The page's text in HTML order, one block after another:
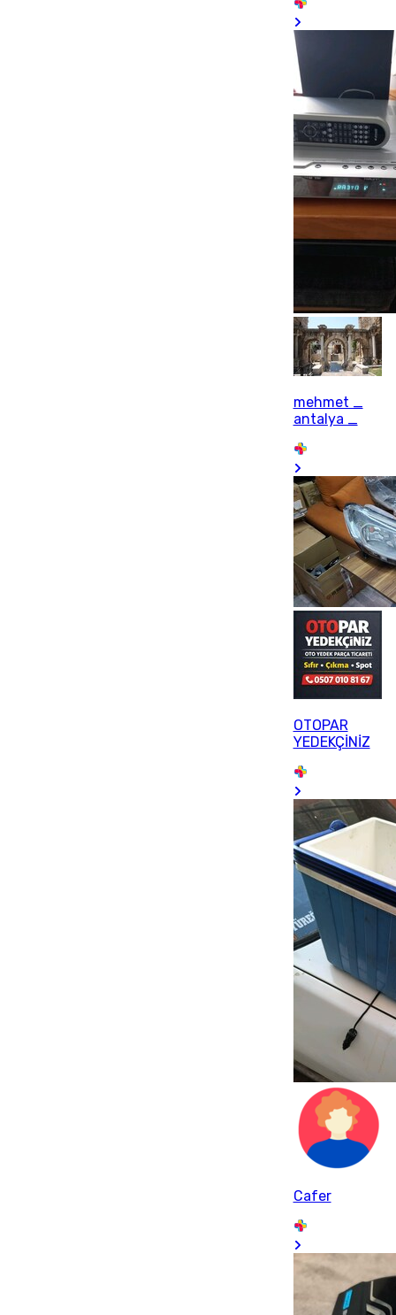
mehmet _
antalya _
OTOPAR
YEDEKÇİNİZ
Cafer